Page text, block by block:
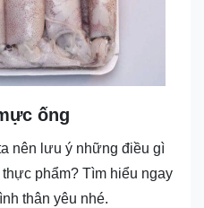
ống
nên lưu ý những điều gì
phẩm? Tìm hiểu ngay
thân yêu nhé.